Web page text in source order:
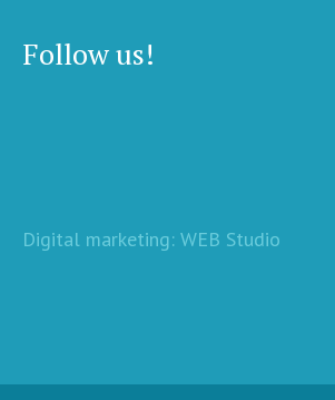
Follow us!
Digital marketing: WEB Studio